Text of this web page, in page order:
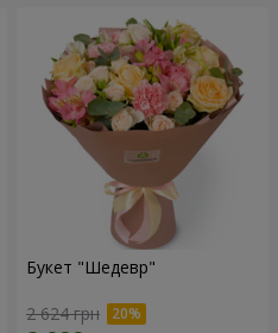
Букет "Шедевр"
2 624 грн